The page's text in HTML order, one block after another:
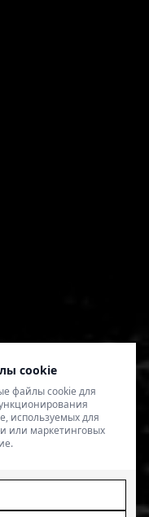
cookie
файлы cookie для
используемых для
или маркетинговых